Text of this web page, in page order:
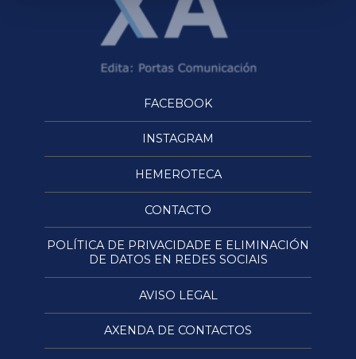
FACEBOOK
INSTAGRAM
HEMEROTECA
CONTACTO
POLÍTICA DE PRIVACIDADE E ELIMINACIÓN
DE DATOS EN REDES SOCIAIS
AVISO LEGAL
AXENDA DE CONTACTOS